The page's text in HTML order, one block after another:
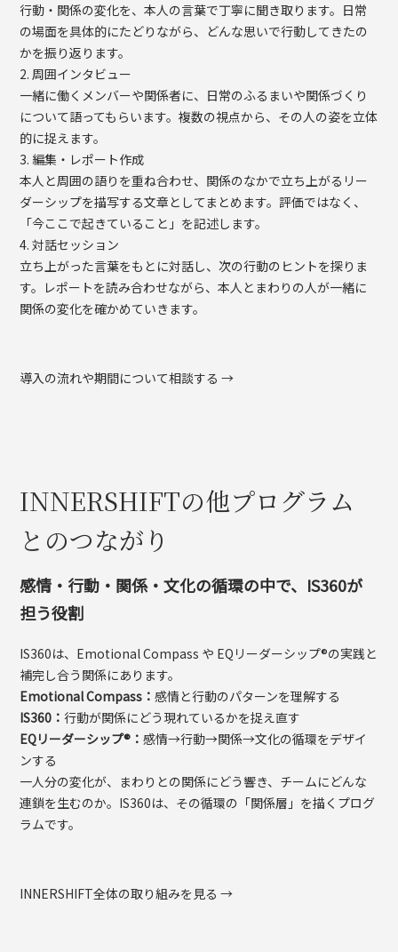
行動・関係の変化を、本人の言葉で丁寧に聞き取ります。日常
の場面を具体的にたどりながら、どんな思いで行動してきたの
かを振り返ります。
2. 周囲インタビュー
一緒に働くメンバーや関係者に、日常のふるまいや関係づくり
について語ってもらいます。複数の視点から、その人の姿を立体
的に捉えます。
3. 編集・レポート作成
本人と周囲の語りを重ね合わせ、関係のなかで立ち上がるリー
ダーシップを描写する文章としてまとめます。評価ではなく、
「今ここで起きていること」を記述します。
4. 対話セッション
立ち上がった言葉をもとに対話し、次の行動のヒントを探りま
す。レポートを読み合わせながら、本人とまわりの人が一緒に
関係の変化を確かめていきます。
導入の流れや期間について相談する →
INNERSHIFTの他プログラム
とのつながり
感情・行動・関係・文化の循環の中で、IS360が
担う役割
IS360は、Emotional Compass や EQリーダーシップ®の実践と
補完し合う関係にあります。
Emotional Compass：感情と行動のパターンを理解する
IS360：行動が関係にどう現れているかを捉え直す
EQリーダーシップ®：感情→行動→関係→文化の循環をデザイ
ンする
一人分の変化が、まわりとの関係にどう響き、チームにどんな
連鎖を生むのか。IS360は、その循環の「関係層」を描くプログ
ラムです。
INNERSHIFT全体の取り組みを見る →